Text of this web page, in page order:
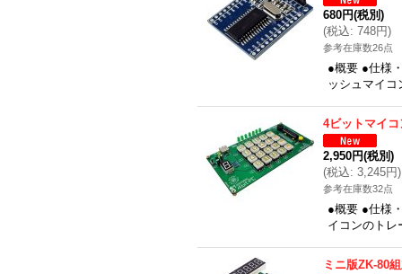
680円(税別)
(税込: 748円)
参考在庫数26点
●概要 ●仕様
ッシュマイ
4ビットマイ
2,950円(税別)
(税込: 3,245円)
参考在庫数32点
●概要 ●仕様
イコンのト
ミニ版ZK-80